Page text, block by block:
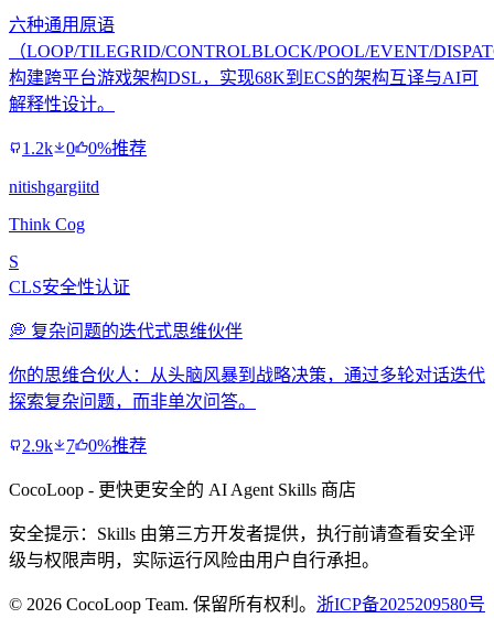
六种通用原语
（LOOP/TILEGRID/CONTROLBLOCK/POOL/EVENT/
构建跨平台游戏架构DSL，实现68K到ECS的架构互译与AI可
解释性设计。
1.2k 0 0%推荐
nitishgargiitd
Think Cog
S
CLS安全性认证
💭 复杂问题的迭代式思维伙伴
你的思维合伙人：从头脑风暴到战略决策，通过多轮对话迭代
探索复杂问题，而非单次问答。
2.9k 7 0%推荐
CocoLoop - 更快更安全的 AI Agent Skills 商店
安全提示：Skills 由第三方开发者提供，执行前请查看安全评
级与权限声明，实际运行风险由用户自行承担。
© 2026 CocoLoop Team. 保留所有权利。 浙ICP备2025209580号